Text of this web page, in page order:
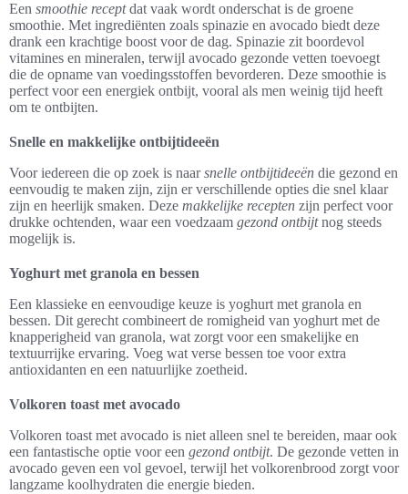
Een smoothie receptdat vaak wordt onderschat is de groene
smoothie. Met ingrediënten zoals spinazie en avocado biedt deze
drank een krachtige boost voor de dag. Spinazie zit boordevol
vitamines en mineralen, terwijl avocado gezonde vetten toevoegt
die de opname van voedingsstoffen bevorderen. Deze smoothie is
perfect voor een energiek ontbijt, vooral als men weinig tijd heeft
om te ontbijten.
Snelle en makkelijke ontbijtideeën
Voor iedereen die op zoek is naarsnelle ontbijtideeën die gezond en
eenvoudig te maken zijn, zijn er verschillende opties die snel klaar
zijn en heerlijk smaken. Deze makkelijke recepten zijn perfect voor
drukke ochtenden, waar een voedzaam gezond ontbijtnog steeds
mogelijk is.
Yoghurt met granola en bessen
Een klassieke en eenvoudige keuze is yoghurt met granola en
bessen. Dit gerecht combineert de romigheid van yoghurt met de
knapperigheid van granola, wat zorgt voor een smakelijke en
textuurrijke ervaring. Voeg wat verse bessen toe voor extra
antioxidanten en een natuurlijke zoetheid.
Volkoren toast met avocado
Volkoren toast met avocado is niet alleen snel te bereiden, maar ook
een fantastische optie voor een gezond ontbijt. De gezonde vetten in
avocado geven een vol gevoel, terwijl het volkorenbrood zorgt voor
langzame koolhydraten die energie bieden.